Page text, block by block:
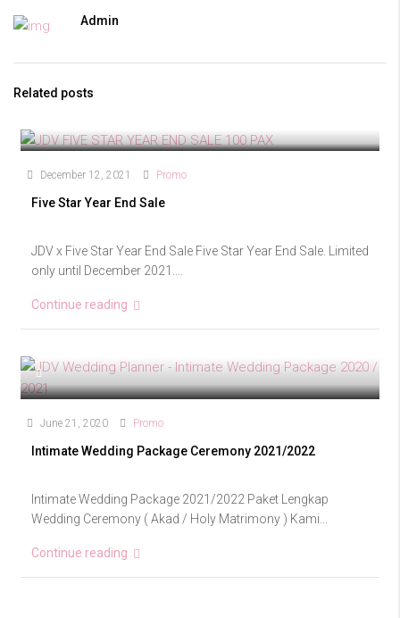
Admin
Related posts
December 12, 2021 Promo
Five Star Year End Sale
JDV x Five Star Year End Sale Five Star Year End Sale. Limited
only until December 2021....
Continue reading
June 21, 2020 Promo
Intimate Wedding Package Ceremony 2021/2022
Intimate Wedding Package 2021/2022 Paket Lengkap
Wedding Ceremony ( Akad / Holy Matrimony ) Kami...
Continue reading